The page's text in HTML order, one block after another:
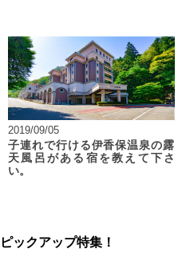
2019/09/05
子連れで行ける伊香保温泉の露
天風呂がある宿を教えて下さ
い。
ピックアップ特集！